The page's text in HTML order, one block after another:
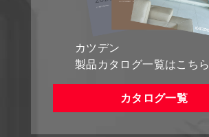
カツデン
製品カタログ一覧はこちら
カタログ一覧